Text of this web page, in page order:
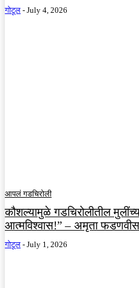
गोटूल - July 4, 2026
आपलं गडचिरोली
कौशल्यामुळे गडचिरोलीतील
आत्मविश्वास!” – अमृता फडणवीस
गोटूल - July 1, 2026